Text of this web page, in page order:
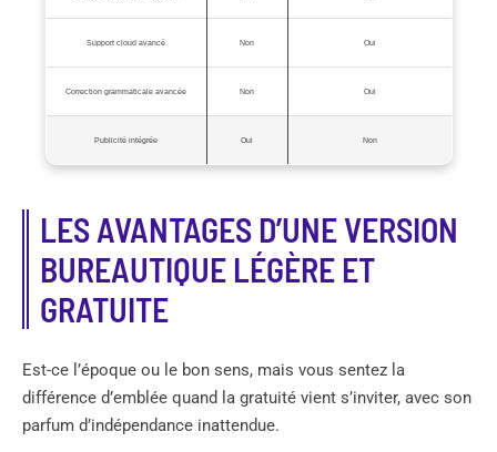
Support cloud avancé Non Oui
Correction grammaticale avancée Non Oui
Publicité intégrée Oui Non
LES AVANTAGES D’UNE VERSION
BUREAUTIQUE LÉGÈRE ET
GRATUITE
Est-ce l’époque ou le bon sens, mais vous sentez la
différence d’emblée quand la gratuité vient s’inviter, avec son
parfum d’indépendance inattendue.